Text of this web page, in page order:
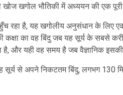
खगोल भौतिकी में अध्ययन की एक पूरी
रहा है, यह खगोलीय अनुसंधान के लिए
कक्षा का वह बिंदु जब यह सूर्य के सबसे
है, और यही वह समय है जब वैज्ञानिक
से अपने निकटतम बिंदु, लगभग 130